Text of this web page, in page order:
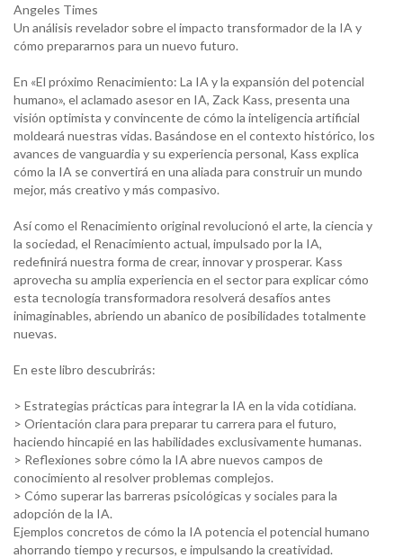
Angeles Times
Un análisis revelador sobre el impacto transformador de la IA y
cómo prepararnos para un nuevo futuro.
En «El próximo Renacimiento: La IA y la expansión del potencial
humano», el aclamado asesor en IA, Zack Kass, presenta una
visión optimista y convincente de cómo la inteligencia artificial
moldeará nuestras vidas. Basándose en el contexto histórico, los
avances de vanguardia y su experiencia personal, Kass explica
cómo la IA se convertirá en una aliada para construir un mundo
mejor, más creativo y más compasivo.
Así como el Renacimiento original revolucionó el arte, la ciencia y
la sociedad, el Renacimiento actual, impulsado por la IA,
redefinirá nuestra forma de crear, innovar y prosperar. Kass
aprovecha su amplia experiencia en el sector para explicar cómo
esta tecnología transformadora resolverá desafíos antes
inimaginables, abriendo un abanico de posibilidades totalmente
nuevas.
En este libro descubrirás:
> Estrategias prácticas para integrar la IA en la vida cotidiana.
> Orientación clara para preparar tu carrera para el futuro,
haciendo hincapié en las habilidades exclusivamente humanas.
> Reflexiones sobre cómo la IA abre nuevos campos de
conocimiento al resolver problemas complejos.
> Cómo superar las barreras psicológicas y sociales para la
adopción de la IA.
Ejemplos concretos de cómo la IA potencia el potencial humano
ahorrando tiempo y recursos, e impulsando la creatividad.